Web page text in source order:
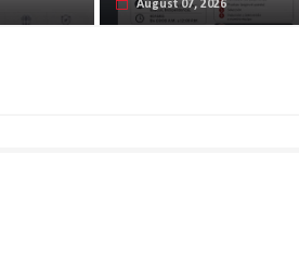
August 07, 2026